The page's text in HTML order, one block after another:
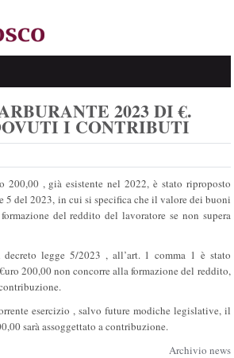
2023 DI €.
I CONTRIBUTI
200,00 , già esistente nel 2022, è stato riproposto
5 del 2023, in cui si specifica che il valore dei buoni
del reddito del lavoratore se non supera
legge 5/2023 , all’art. 1 comma 1 è stato
200,00 non concorre alla formazione del reddito,
esercizio , salvo future modiche legislative, il
sarà assoggettato a contribuzione.
Archivio news